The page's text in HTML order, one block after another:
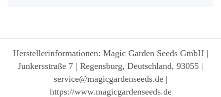
Herstellerinformationen: Magic Garden Seeds GmbH |
Junkersstraße 7 | Regensburg, Deutschland, 93055 |
service@magicgardenseeds.de |
https://www.magicgardenseeds.de